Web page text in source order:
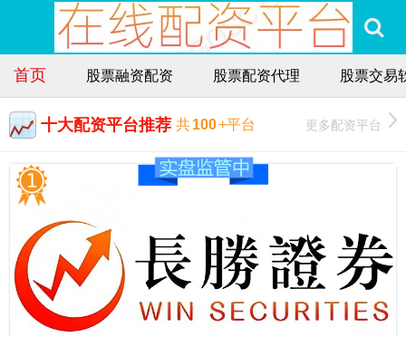
首页 股票融资配资 股票配资代理 股票交易
十大配资平台推荐 共100+平台 更多配资平台